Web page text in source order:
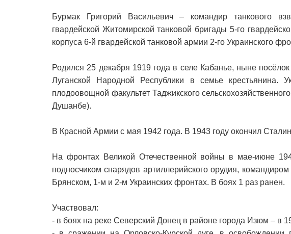
Бурмак Григорий Васильевич – командир танкового
гвардейской Житомирской танковой бригады 5-го
корпуса 6-й гвардейской танковой армии 2-го Украинского
Родился 25 декабря 1919 года в селе Кабанье, ныне
Луганской Народной Республики в семье крестьянина.
плодоовощной факультет Таджикского
Душанбе).
В Красной Армии с мая 1942 года. В 1943 году окончил
На фронтах Великой Отечественной войны в мае-июне
подносчиком снарядов артиллерийского орудия,
Брянском, 1-м и 2-м Украинских фронтах. В боях 1 раз ранен.
Участвовал:
- в боях на реке Северский Донец в районе города Изюм – в